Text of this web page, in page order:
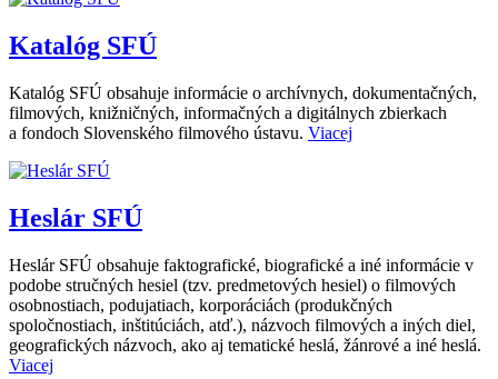
Katalóg SFÚ
Katalóg SFÚ obsahuje informácie o archívnych, dokumentačných,
filmových, knižničných, informačných a digitálnych zbierkach
a fondoch Slovenského filmového ústavu. Viacej
Heslár SFÚ
Heslár SFÚ obsahuje faktografické, biografické a iné informácie v
podobe stručných hesiel (tzv. predmetových hesiel) o filmových
osobnostiach, podujatiach, korporáciách (produkčných
spoločnostiach, inštitúciách, atď.), názvoch filmových a iných diel,
geografických názvoch, ako aj tematické heslá, žánrové a iné heslá.
Viacej